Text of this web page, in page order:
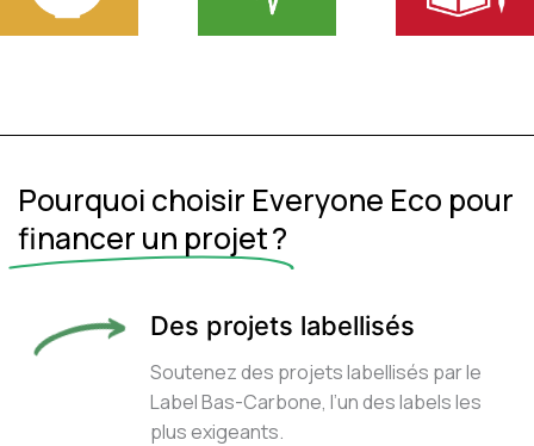
Pourquoi choisir Everyone Eco pour
financer un projet ?
Des projets labellisés
Soutenez des projets labellisés par le
Label Bas-Carbone, l’un des labels les
plus exigeants.